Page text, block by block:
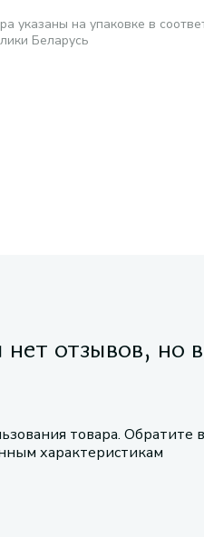
указаны на упаковке в
Беларусь
отзывов, но
товара. Обратите
характеристикам